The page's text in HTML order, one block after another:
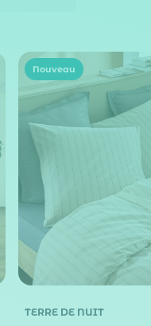
Nouveau
TERRE DE NUIT